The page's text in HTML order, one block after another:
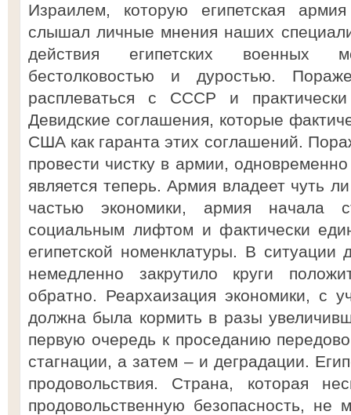
Израилем, которую египетская
слышал личные мнения наших
действия египетских военных
бестолковостью и дуростью.
расплеваться с СССР и
Девидские соглашения, которые
США как гаранта этих соглашений.
провести чистку в армии,
является теперь. Армия владеет чуть
частью экономики, армия начала
социальным лифтом и фактически
египетской номенклатуры. В ситуации
немедленно закрутило круги
обратно. Реархаизация экономики, с
должна была кормить в разы
первую очередь к проседанию
стагнации, а затем – и деградации.
продовольствия. Страна, которая
продовольственную безопасность, не